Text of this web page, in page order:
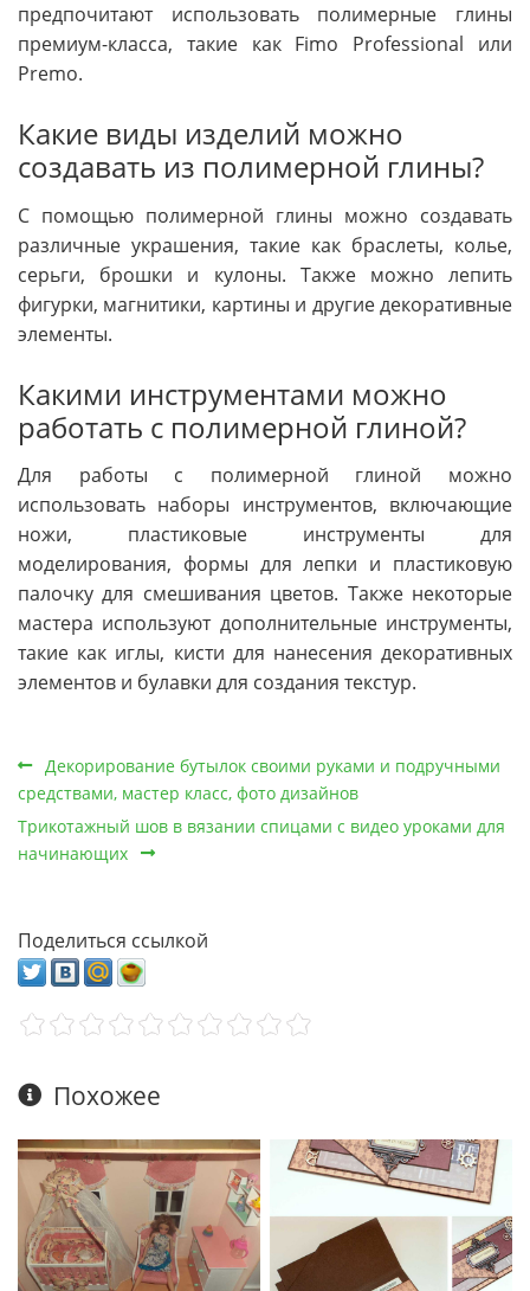
предпочитают использовать полимерные глины
премиум-класса, такие как Fimo Professional или
Premo.
Какие виды изделий можно
создавать из полимерной глины?
С помощью полимерной глины можно создавать
различные украшения, такие как браслеты, колье,
серьги, брошки и кулоны. Также можно лепить
фигурки, магнитики, картины и другие декоративные
элементы.
Какими инструментами можно
работать с полимерной глиной?
Для работы с полимерной глиной можно
использовать наборы инструментов, включающие
ножи, пластиковые инструменты для
моделирования, формы для лепки и пластиковую
палочку для смешивания цветов. Также некоторые
мастера используют дополнительные инструменты,
такие как иглы, кисти для нанесения декоративных
элементов и булавки для создания текстур.
Декорирование бутылок своими руками и подручными
средствами, мастер класс, фото дизайнов
Трикотажный шов в вязании спицами с видео уроками для
начинающих
Поделиться ссылкой
Похожее